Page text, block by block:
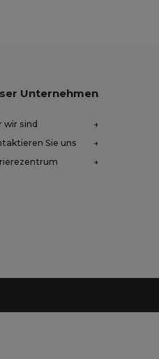
Unternehmen
wir sind
Sie uns